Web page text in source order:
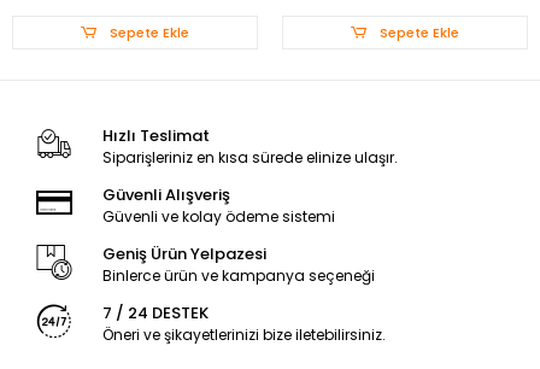
Sepete Ekle Sepete Ekle
Hızlı Teslimat
Siparişleriniz en kısa sürede elinize ulaşır.
Güvenli Alışveriş
Güvenli ve kolay ödeme sistemi
Geniş Ürün Yelpazesi
Binlerce ürün ve kampanya seçeneği
7 / 24 DESTEK
Öneri ve şikayetlerinizi bize iletebilirsiniz.